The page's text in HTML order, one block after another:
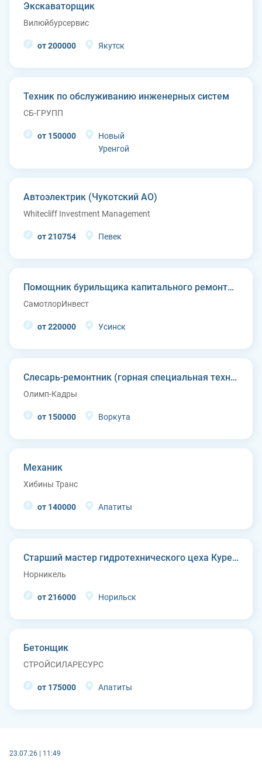
Экскаваторщик
Вилюйбурсервис
от 200000 Якутск
Техник по обслуживанию инженерных систем
СБ-ГРУПП
от 150000
Новый
Уренгой
Автоэлектрик (Чукотский АО)
Whitecliff Investment Management
от 210754 Певек
Помощник бурильщика капитального ремонта скважин (КРС)
СамотлорИнвест
от 220000 Усинск
Слесарь-ремонтник (горная специальная техника)
Олимп-Кадры
от 150000 Воркута
Механик
Хибины Транс
от 140000 Апатиты
Старший мастер гидротехнического цеха Курейской ГЭС (п. Светлогорск)
Норникель
от 216000 Норильск
Бетонщик
СТРОЙСИЛАРЕСУРС
от 175000 Апатиты
23.07.26 | 11:49